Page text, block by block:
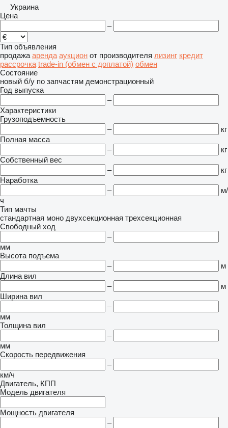
Украина
Цена
–
Тип объявления
продажа аренда аукцион от производителя лизинг кредит
рассрочка trade-in (обмен с доплатой) обмен
Состояние
новый б/у по запчастям демонстрационный
Год выпуска
–
Характеристики
Грузоподъемность
–
кг
Полная масса
–
кг
Собственный вес
–
кг
Наработка
–
м/
ч
Тип мачты
стандартная моно двухсекционная трехсекционная
Свободный ход
–
мм
Высота подъема
–
м
Длина вил
–
м
Ширина вил
–
мм
Толщина вил
–
мм
Скорость передвижения
–
км/ч
Двигатель, КПП
Модель двигателя
Мощность двигателя
–